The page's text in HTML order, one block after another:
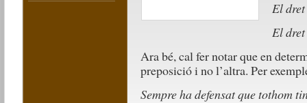
El
El
Ara bé, cal fer notar que en
preposició i no l’altra. Per
Sempre ha defensat que tothom